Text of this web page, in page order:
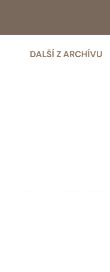
DALŠÍ Z ARCHÍVU